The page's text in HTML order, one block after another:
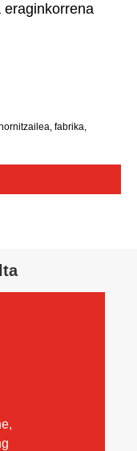
eraginkorrena
fabrika,